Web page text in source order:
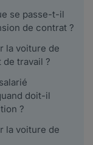
se passe-t-il
de contrat ?
la voiture de
travail ?
doit-il
?
la voiture de